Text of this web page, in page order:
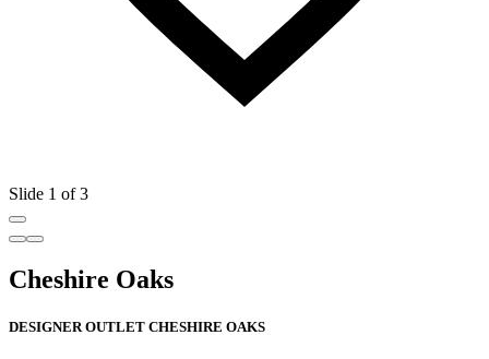
Slide 1 of 3
Cheshire Oaks
DESIGNER OUTLET CHESHIRE OAKS